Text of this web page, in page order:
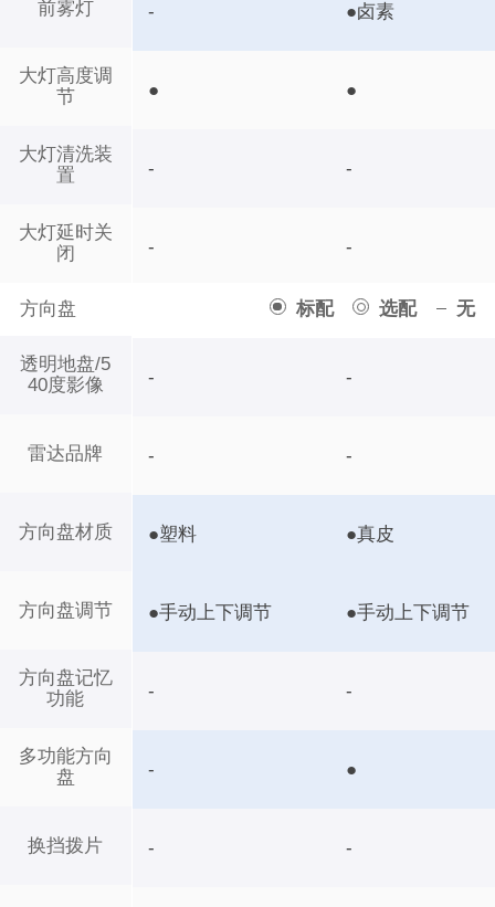
前雾灯
大灯高度调
节
大灯清洗装
置
大灯延时关
闭
方向盘 标配 选配 无
透明地盘/5
40度影像
雷达品牌
方向盘材质
方向盘调节
方向盘记忆
功能
多功能方向
盘
换挡拨片
- ●卤素
● ●
- -
- -
- -
- -
●塑料 ●真皮
●手动上下调节 ●手动上下调节
- -
- ●
- -